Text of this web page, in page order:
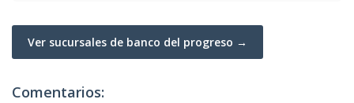
Ver sucursales de banco del progreso →
Comentarios: